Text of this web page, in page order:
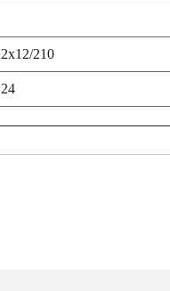
2х12/210
24